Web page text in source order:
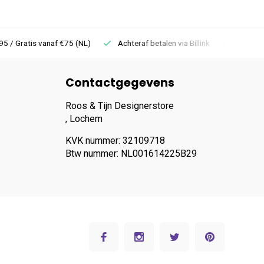
vanaf €75 (NL) Achteraf betalen via Billink
Contactgegevens
Roos & Tijn Designerstore
, Lochem
KVK nummer: 32109718
Btw nummer: NL001614225B29